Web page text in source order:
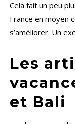
Cela fait un peu
France en moyen
s’améliorer. Un
Les
et Bali